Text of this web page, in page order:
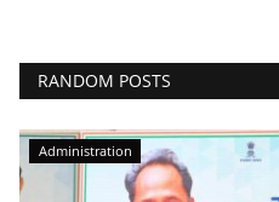
RANDOM POSTS
Administration